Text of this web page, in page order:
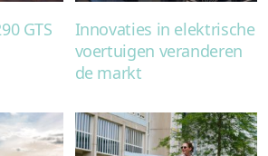
GTS
Innovaties in elektrische
voertuigen veranderen
de markt